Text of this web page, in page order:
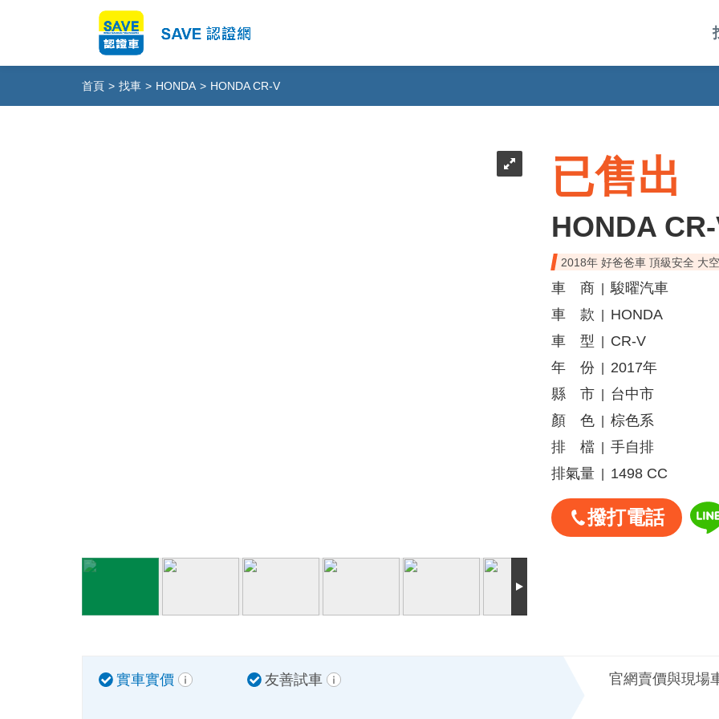
首頁 > 找車 > HONDA > HONDA CR-V
已售出
HONDA
2018年 好爸爸車 頂級安全 大
車 商
駿曜汽車
車 款
HONDA
車 型
CR-V
年 份
2017年
縣 市
台中市
顏 色
棕色系
排 檔
手自排
排氣量
1498 CC
撥打電話
實車實價 友善試車 官網賣價與現場